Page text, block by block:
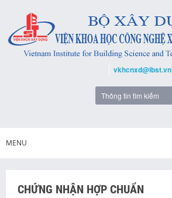
vkhcnxd@ibst.vn
MENU
CHỨNG NHẬN HỢP CHUẨN